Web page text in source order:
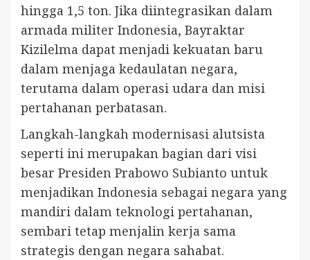
hingga 1,5 ton. Jika diintegrasikan dalam
armada militer Indonesia, Bayraktar
Kizilelma dapat menjadi kekuatan baru
dalam menjaga kedaulatan negara,
terutama dalam operasi udara dan misi
pertahanan perbatasan.
Langkah-langkah modernisasi alutsista
seperti ini merupakan bagian dari visi
besar Presiden Prabowo Subianto untuk
menjadikan Indonesia sebagai negara yang
mandiri dalam teknologi pertahanan,
sembari tetap menjalin kerja sama
strategis dengan negara sahabat.